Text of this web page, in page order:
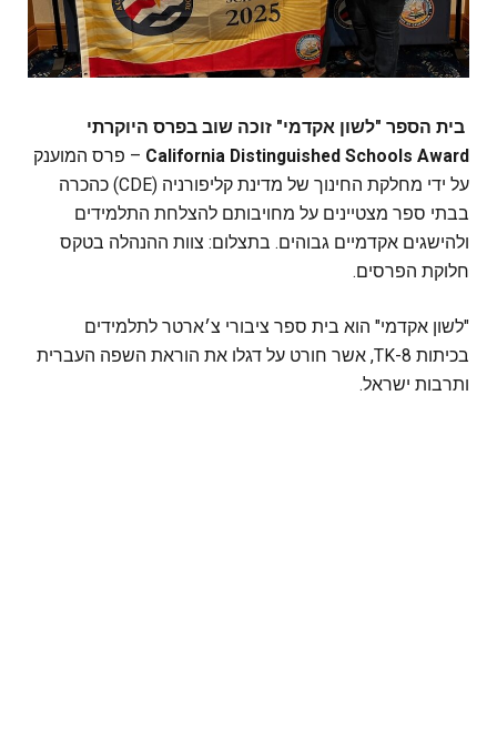
בית הספר "לשון אקדמי" זוכה שוב בפרס היוקרתי
California Distinguished Schools Award – פרס המוענק
על ידי מחלקת החינוך של מדינת קליפורניה (CDE) כהכרה
בבתי ספר מצטיינים על מחויבותם להצלחת התלמידים
ולהישגים אקדמיים גבוהים. בתצלום: צוות ההנהלה בטקס
חלוקת הפרסים.
"לשון אקדמי" הוא בית ספר ציבורי צ׳ארטר לתלמידים
בכיתות TK-8, אשר חורט על דגלו את הוראת השפה העברית
ותרבות ישראל.